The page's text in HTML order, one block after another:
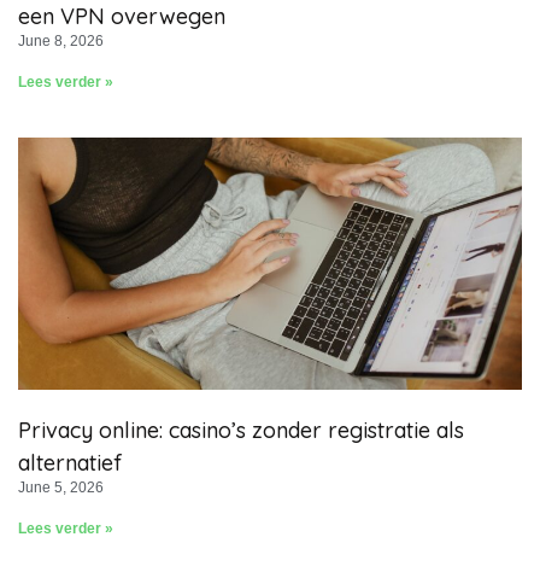
een VPN overwegen
June 8, 2026
Lees verder »
Privacy online: casino’s zonder registratie als
alternatief
June 5, 2026
Lees verder »